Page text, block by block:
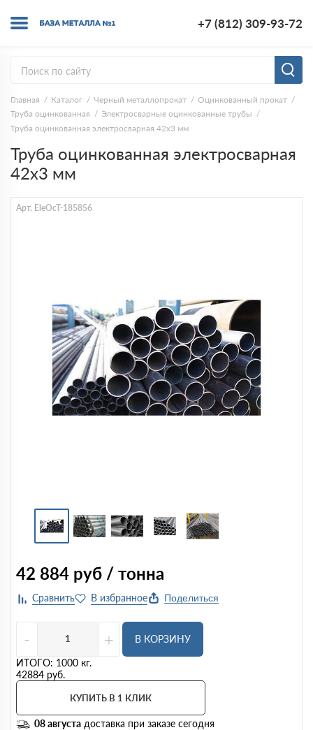
+7 (812) 309-93-72
Главная Каталог Черный металлопрокат
Оцинкованный прокат
Труба оцинкованная
Электросварные оцинкованные трубы
Труба оцинкованная электросварная 42х3 мм
Труба оцинкованная электросварная
42х3 мм
Арт. EleOcT-185856
42 884 руб / тонна
Поделиться
- +
В КОРЗИНУ
ИТОГО: 1000 кг.
42884 руб.
КУПИТЬ В 1 КЛИК
08 августа доставка при заказе сегодня